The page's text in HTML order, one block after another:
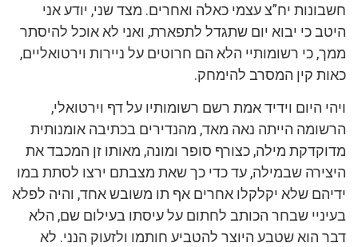
חשבונות יח”צ עצמי כאלה ואחרים. מצד שני, יודע אני
היטב כי יבוא יום שתגדל לתפארת, ואני לא אוכל להיסתר
ממך, כי רשומותיי הלא הם חרוטים על ניירות וירטואליים,
כאות קין המסרב להימחק.
ויהי היום וידיד אמת רשם רשומותיו על דף וירטואלי,
הרשומה הייתה נאה מאד, מהנדירים בכתיבה אומנותית
מדוקדקת מילה, כצורף סופר ומונה, מאותו זן המכבד את
היצירה שבמילה, עד כדי כך שאת מצבתם ירצו לסתת במו
ידיהם שלא יקלקלו אחרים אף תו משובש אחד, והיה לפלא
בעיניי שבחר הכותב לחתום על עיסתו בעילום שם, הלא
דבר הוא שטבע היוצר להטביע חותמו ולזעוק הנני. לא